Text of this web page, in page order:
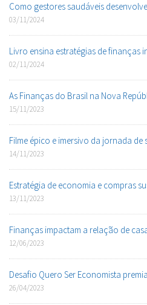
Como gestores saudáveis
03/11/2024
Livro ensina estratégias de finanças
02/11/2024
As Finanças do Brasil na Nova
15/11/2023
Filme épico e imersivo da jornada de
14/11/2023
Estratégia de economia e compras
13/11/2023
Finanças impactam a relação de
12/06/2023
Desafio Quero Ser Economista
26/04/2023